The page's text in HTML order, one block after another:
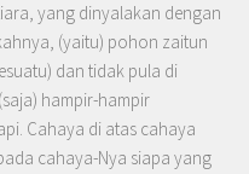
yang dinyalakan dengan
(yaitu) pohon zaitun
dan tidak pula di
hampir-hampir
Cahaya di atas cahaya
cahaya-Nya siapa yang